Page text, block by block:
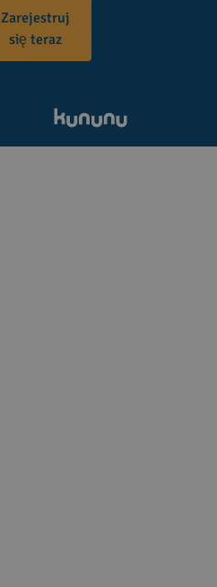
Zarejestruj
się teraz